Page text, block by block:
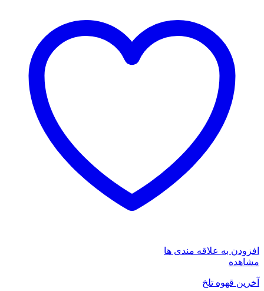
افزودن به علاقه مندی ها
مشاهده
آخرین قهوه تلخ